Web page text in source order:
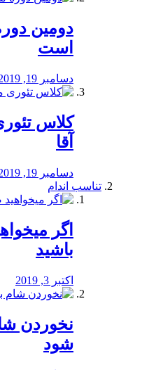
دومین
است
دسامبر 19, 2019
آقا
دسامبر 19, 2019
تناسب اندام
اگر
باشید
اکتبر 3, 2019
نخوردن
‌شود